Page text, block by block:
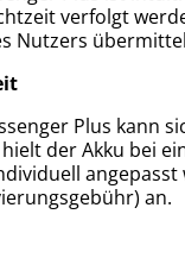
verfolgt
Nutzers
Plus kann
der Akku bei
an.